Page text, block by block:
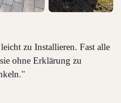
zu Installieren. Fast alle
ohne Erklärung zu